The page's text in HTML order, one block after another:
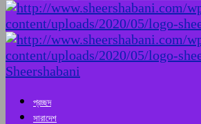
Sheershabani
প্রচ্ছদ
সারাদেশ